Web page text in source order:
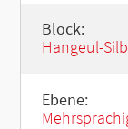
Block:
Hangeul-
Ebene: